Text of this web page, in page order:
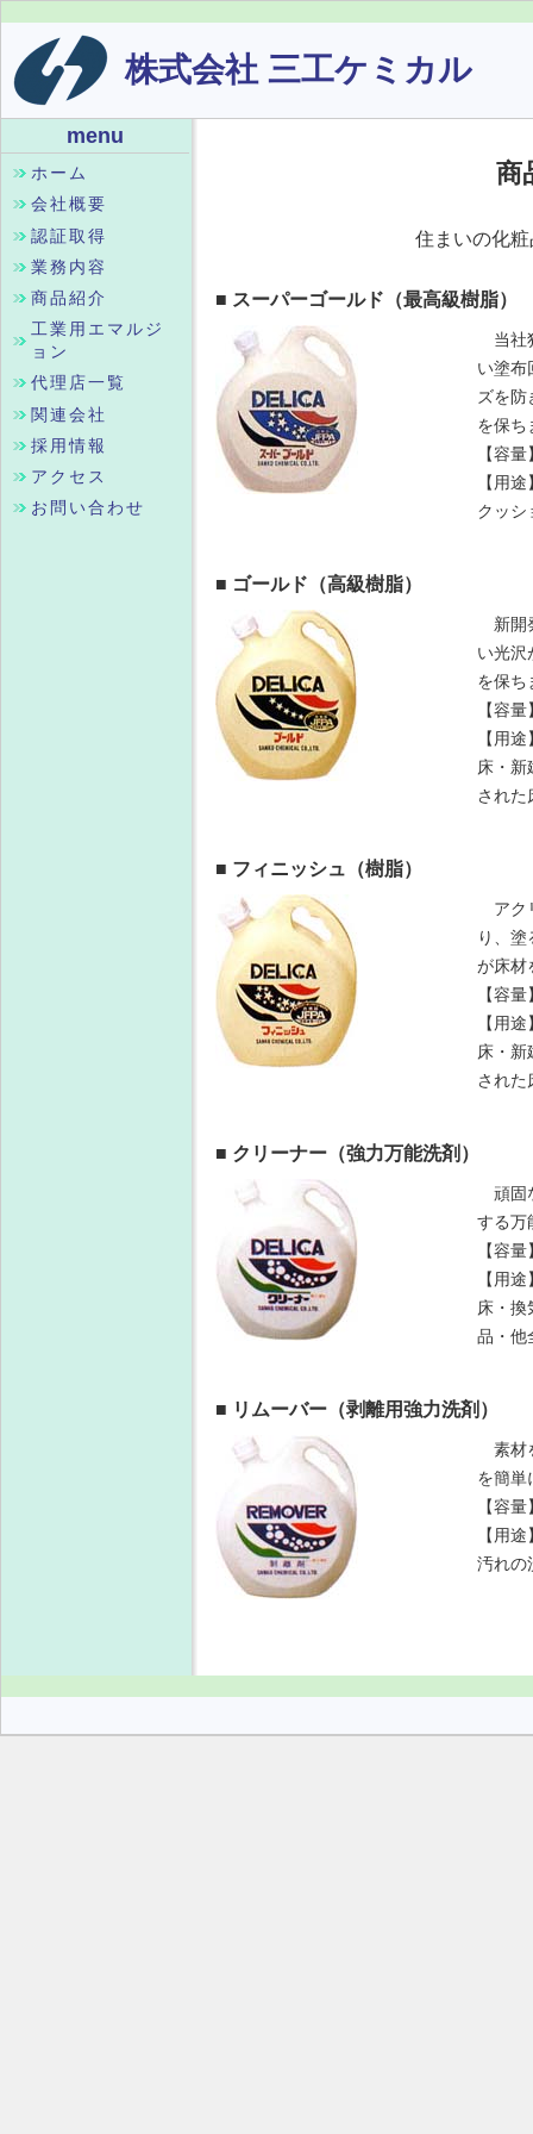
株式会社 三工ケミカル
menu
ホーム
会社概要
認証取得
業務内容
商品紹介
工業用エマルジ
ョン
代理店一覧
関連会社
採用情報
アクセス
お問い合わせ
商
住まいの化
■ スーパーゴールド（最高級樹脂）
当社
い塗布
ズを防
を保ち
【容
【用
クッ
■ ゴールド（高級樹脂）
新開
い光沢
を保ち
【容
【用
床・新
された
■ フィニッシュ（樹脂）
アク
り、
が床材
【容
【用
床・新
され
■ クリーナー（強力万能洗剤）
頑固
する万
【容
【用
床・換
品・
■ リムーバー（剥離用強力洗剤）
素材
を簡単
【容
【用
汚れ